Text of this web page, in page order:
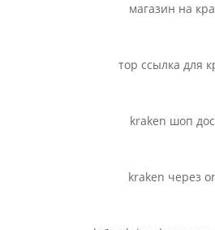
магазин на
тор ссылка для
kraken шоп
kraken через